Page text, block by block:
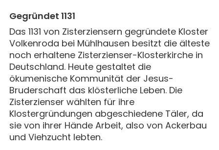
ERWACHSENENGRUPPEN
UNTERNEHMEN
KONZERTE & MEHR
SEMINARE
FÜHRUNGEN
PREISE
UNTERKUNFT & VERPFLEGUNG
ANREISE
KONTAKT
ALLE
AKTUELLES
BERICHTE
IMPULSE
PREDIGTEN
MITHELFEN
JETZT SPENDEN
Gegründet 1131
Das 1131 von Zisterziensern gegründete Kloster
Volkenroda bei Mühlhausen besitzt die älteste
noch erhaltene Zisterzienser-Klosterkirche in
Deutschland. Heute gestaltet die
ökumenische Kommunität der Jesus-
Bruderschaft das klösterliche Leben. Die
Zisterzienser wählten für ihre
Klostergründungen abgeschiedene Täler, da
sie von ihrer Hände Arbeit, also von Ackerbau
und Viehzucht lebten.